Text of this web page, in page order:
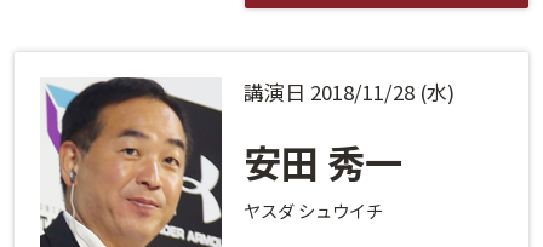
パスワード
会員番号・パスワードをお忘れの方
ログインヘルプ
ログインする
講演日 2018/11/28 (水)
安田 秀一
ヤスダ シュウイチ
受講料金・割引制度
活用方法